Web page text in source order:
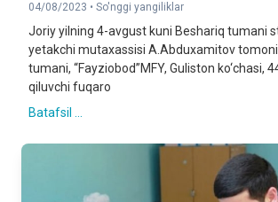
04/08/2023 • So'nggi yangiliklar
Joriy yilning 4-avgust kuni Beshariq tumani
yetakchi mutaxassisi A.Abduxamitov
tumani, “Fayziobod”MFY, Guliston ko‘chasi,
qiluvchi fuqaro
Batafsil ...